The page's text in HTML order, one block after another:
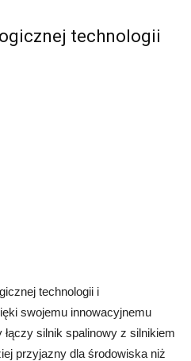
technologii
technologii i
swojemu innowacyjnemu
silnik spalinowy z silnikiem
przyjazny dla środowiska niż